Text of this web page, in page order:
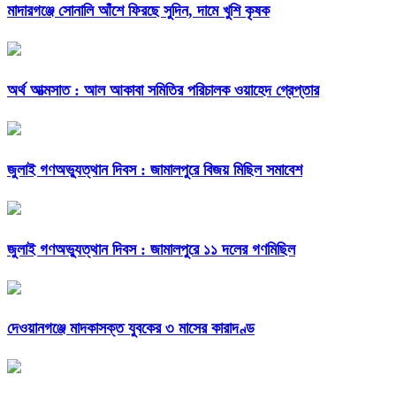
মাদারগঞ্জে সোনালি আঁশে ফিরছে সুদিন, দামে খুশি কৃষক
অর্থ আত্মসাত : আল আকাবা সমিতির পরিচালক ওয়াহেদ গ্রেপ্তার
জুলাই গণঅভ্যুত্থান দিবস : জামালপুরে বিজয় মিছিল সমাবেশ
জুলাই গণঅভ্যুত্থান দিবস : জামালপুরে ১১ দলের গণমিছিল
দেওয়ানগঞ্জে মাদকাসক্ত যুবকের ৩ মাসের কারাদণ্ড